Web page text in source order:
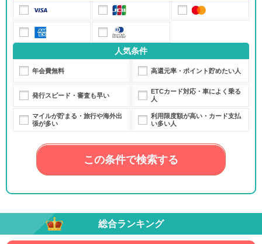
人気条件
年会費無料 高還元率・ポイント貯めたい人
発行スピード・審査も早い
ETCカード対応・車によく乗る
人
マイルが貯まる・旅行や海外出
張が多い
利用限度額が高い・カード支払
い多い人
この条件で検索する
総合ランキング